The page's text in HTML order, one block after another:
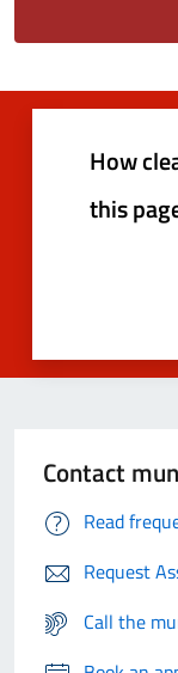
How
this
Contact
Read
Request
Call the